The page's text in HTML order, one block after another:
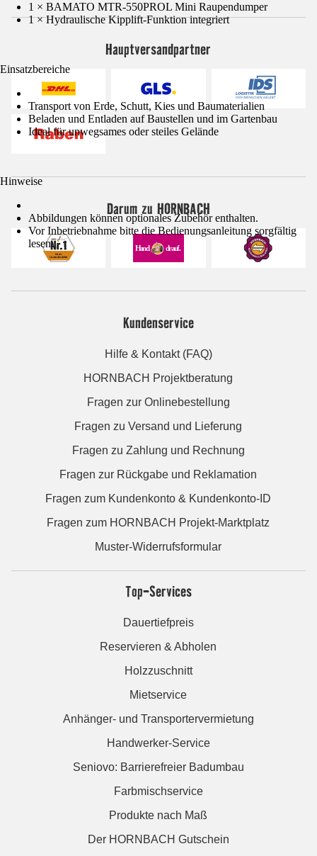
1 × BAMATO MTR-550PROL Mini Raupendumper
1 × Hydraulische Kipplift-Funktion integriert
Einsatzbereiche
Transport von Erde, Schutt, Kies und Baumaterialien
Beladen und Entladen auf Baustellen und im Gartenbau
Ideal für unwegsames oder steiles Gelände
Hinweise
Abbildungen können optionales Zubehör enthalten.
Vor Inbetriebnahme bitte die Bedienungsanleitung sorgfältig
lesen.
Hauptversandpartner
Darum zu HORNBACH
Kundenservice
Hilfe & Kontakt (FAQ)
HORNBACH Projektberatung
Fragen zur Onlinebestellung
Fragen zu Versand und Lieferung
Fragen zu Zahlung und Rechnung
Fragen zur Rückgabe und Reklamation
Fragen zum Kundenkonto & Kundenkonto-ID
Fragen zum HORNBACH Projekt-Marktplatz
Muster-Widerrufsformular
Top-Services
Dauertiefpreis
Reservieren & Abholen
Holzzuschnitt
Mietservice
Anhänger- und Transportervermietung
Handwerker-Service
Seniovo: Barrierefreier Badumbau
Farbmischservice
Produkte nach Maß
Der HORNBACH Gutschein